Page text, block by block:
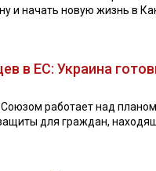
и начать новую жизнь в
в ЕС: Украина
работает над
для граждан,